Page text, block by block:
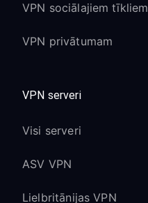
VPN sociālajiem tīkliem
VPN privātumam
VPN serveri
Visi serveri
ASV VPN
Lielbritānijas VPN